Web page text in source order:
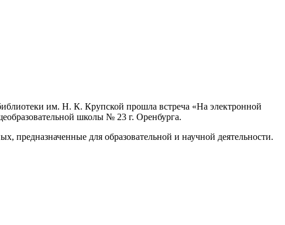
им. Н. К. Крупской прошла встреча «На электронной
школы № 23 г. Оренбурга.
предназначенные для образовательной и научной деятельности.